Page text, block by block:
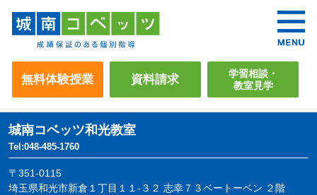
無料体験授業 資料請求
学習相談・
教室見学
城南コベッツ和光教室
Tel:048-485-1760
〒351-0115
埼玉県和光市新倉１丁目１１-３２ 志幸７３ベートーベン ２階